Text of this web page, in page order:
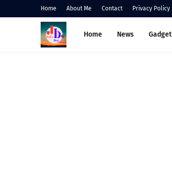
Home About Me Contact Privacy Policy
Home News Gadget